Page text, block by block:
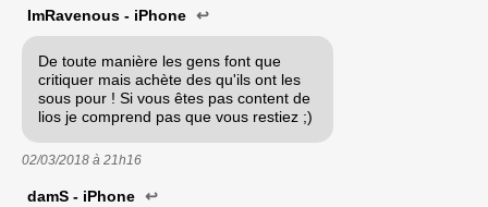
ImRavenous - iPhone ↩
De toute manière les gens font que
critiquer mais achète des qu'ils ont les
sous pour ! Si vous êtes pas content de
lios je comprend pas que vous restiez ;)
02/03/2018 à 21h16
damS - iPhone ↩